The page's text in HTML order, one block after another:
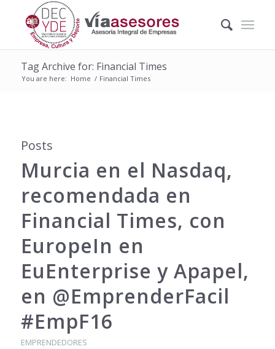
Tag Archive for: Financial Times
You are here: Home / Financial Times
Posts
Murcia en el Nasdaq,
recomendada en
Financial Times, con
EuropeIn en
EuEnterprise y Apapel,
en @EmprenderFacil
#EmpF16
EMPRENDEDORES